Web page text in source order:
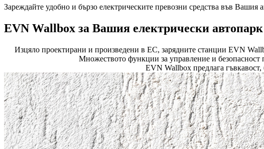
Зареждайте удобно и бързо електрическите превозни средства във
EVN Wallbox за Вашия електрически автопарк
Изцяло проектирани и произведени в ЕС, зарядните станции EVN
Множеството функции за управление и
EVN Wallbox предлага